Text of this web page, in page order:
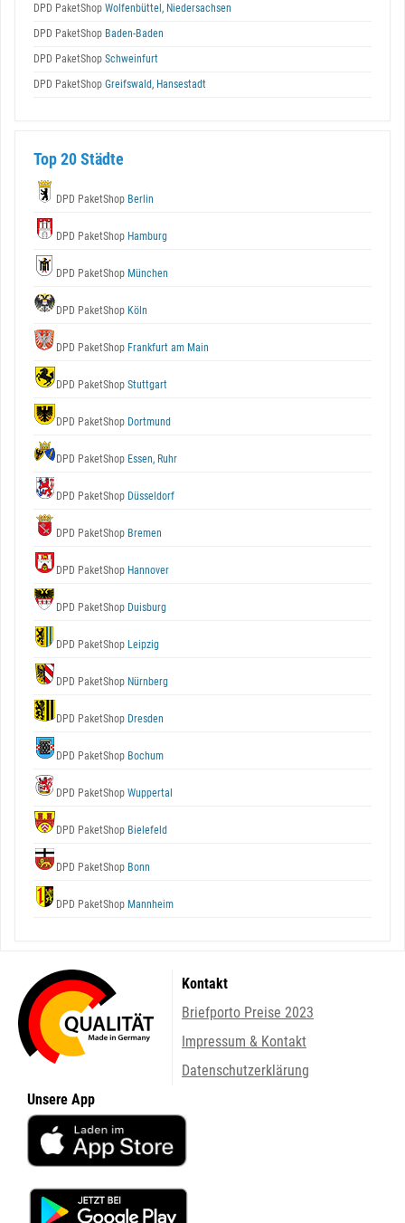
DPD PaketShop Wolfenbüttel, Niedersachsen
DPD PaketShop Baden-Baden
DPD PaketShop Schweinfurt
DPD PaketShop Greifswald, Hansestadt
Top 20 Städte
DPD PaketShop Berlin
DPD PaketShop Hamburg
DPD PaketShop München
DPD PaketShop Köln
DPD PaketShop Frankfurt am Main
DPD PaketShop Stuttgart
DPD PaketShop Dortmund
DPD PaketShop Essen, Ruhr
DPD PaketShop Düsseldorf
DPD PaketShop Bremen
DPD PaketShop Hannover
DPD PaketShop Duisburg
DPD PaketShop Leipzig
DPD PaketShop Nürnberg
DPD PaketShop Dresden
DPD PaketShop Bochum
DPD PaketShop Wuppertal
DPD PaketShop Bielefeld
DPD PaketShop Bonn
DPD PaketShop Mannheim
Kontakt
Briefporto Preise 2023
Impressum & Kontakt
Datenschutzerklärung
Unsere App